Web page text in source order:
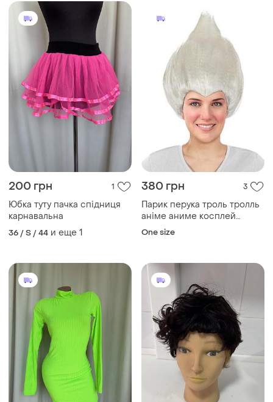
200 грн 1
Юбка туту пачка спідниця
карнавальна
36 / S / 44 и еще 1
380 грн 3
Парик перука троль тролль
аніме аниме косплей
карнавальний
One size